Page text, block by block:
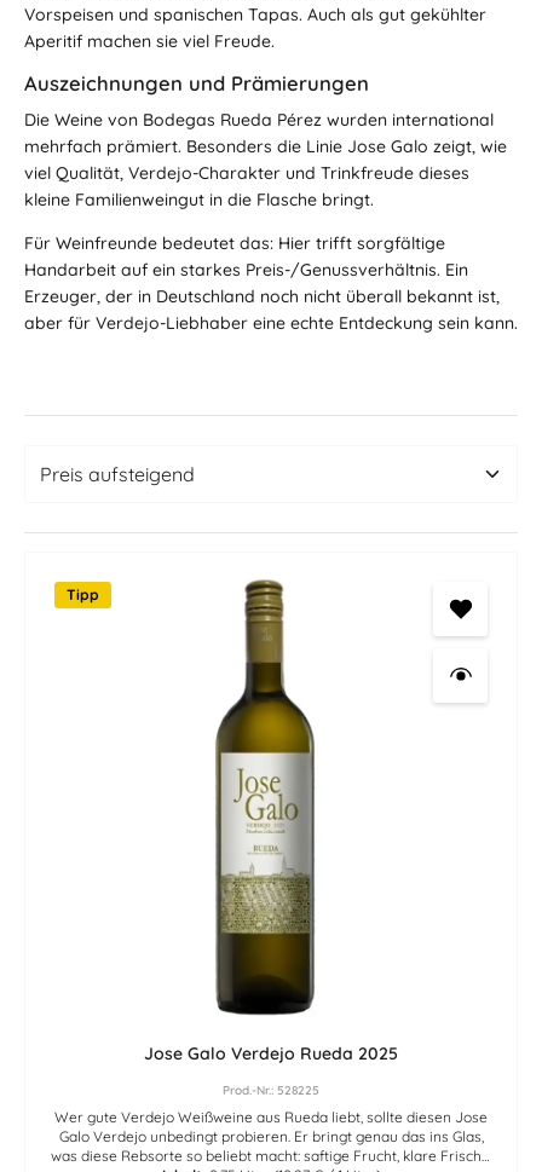
Vorspeisen und spanischen Tapas. Auch als gut gekühlter
Aperitif machen sie viel Freude.
Auszeichnungen und Prämierungen
Die Weine von Bodegas Rueda Pérez wurden international
mehrfach prämiert. Besonders die Linie Jose Galo zeigt, wie
viel Qualität, Verdejo-Charakter und Trinkfreude dieses
kleine Familienweingut in die Flasche bringt.
Für Weinfreunde bedeutet das: Hier trifft sorgfältige
Handarbeit auf ein starkes Preis-/Genussverhältnis. Ein
Erzeuger, der in Deutschland noch nicht überall bekannt ist,
aber für Verdejo-Liebhaber eine echte Entdeckung sein kann.
Tipp
Jose Galo Verdejo Rueda 2025
Prod.-Nr.: 528225
Wer gute Verdejo Weißweine aus Rueda liebt, sollte diesen Jose
Galo Verdejo unbedingt probieren. Er bringt genau das ins Glas,
was diese Rebsorte so beliebt macht: saftige Frucht, klare Frische,